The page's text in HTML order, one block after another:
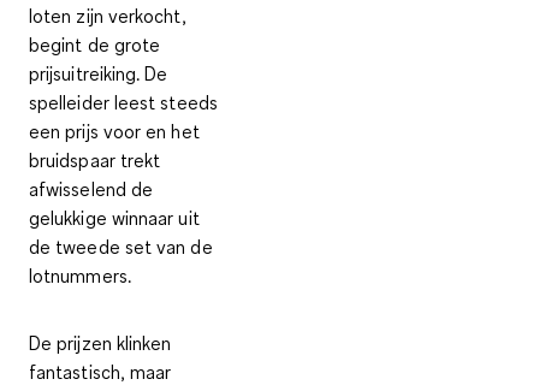
loten zijn verkocht,
begint de grote
prijsuitreiking. De
spelleider leest steeds
een prijs voor en het
bruidspaar trekt
afwisselend de
gelukkige winnaar uit
de tweede set van de
lotnummers.
De prijzen klinken
fantastisch, maar